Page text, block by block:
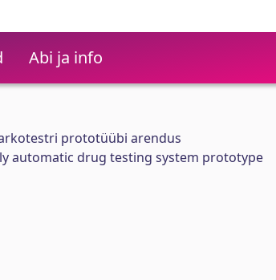
Abi ja info
prototüübi arendus
automatic drug testing system prototype